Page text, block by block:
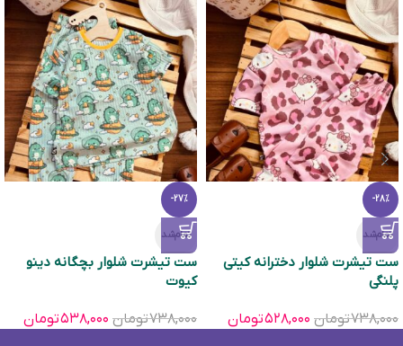
-28%
تمام‌شد
ست تیشرت شلوار دخترانه کیتی
پلنگی
۷۳۸,۰۰۰تومان ۵۲۸,۰۰۰تومان
-27%
تمام‌شد
ست تیشرت شلوار بچگانه دینو
کیوت
۷۳۸,۰۰۰تومان ۵۳۸,۰۰۰تومان